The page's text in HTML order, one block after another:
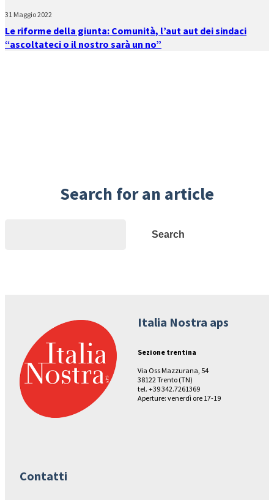
31 Maggio 2022
Le riforme della giunta: Comunità, l’aut aut dei sindaci
“ascoltateci o il nostro sarà un no”
Search for an article
Search
Italia Nostra aps
Sezione trentina
Via Oss Mazzurana, 54
38122 Trento (TN)
tel. +39 342.7261369
Aperture: venerdì ore 17-19
Contatti